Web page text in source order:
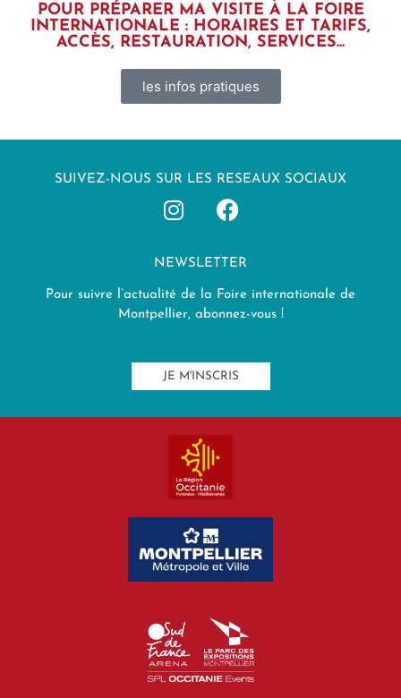
POUR PRÉPARER MA VISITE À LA FOIRE
INTERNATIONALE : HORAIRES ET TARIFS,
ACCÈS, RESTAURATION, SERVICES...
les infos pratiques
SUIVEZ-NOUS SUR LES RESEAUX SOCIAUX
NEWSLETTER
Pour suivre l’actualité de la Foire internationale de
Montpellier, abonnez-vous !
JE M'INSCRIS